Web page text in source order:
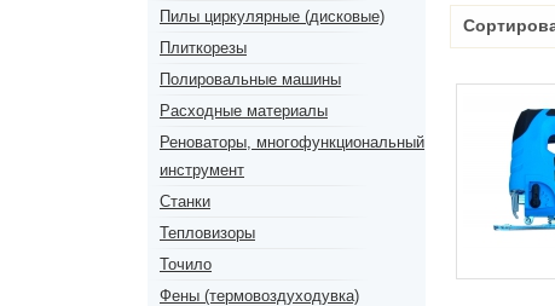
Пилы циркулярные (дисковые)
Плиткорезы
Полировальные машины
Расходные материалы
Реноваторы, многофункциональный
инструмент
Станки
Тепловизоры
Точило
Фены (термовоздуходувка)